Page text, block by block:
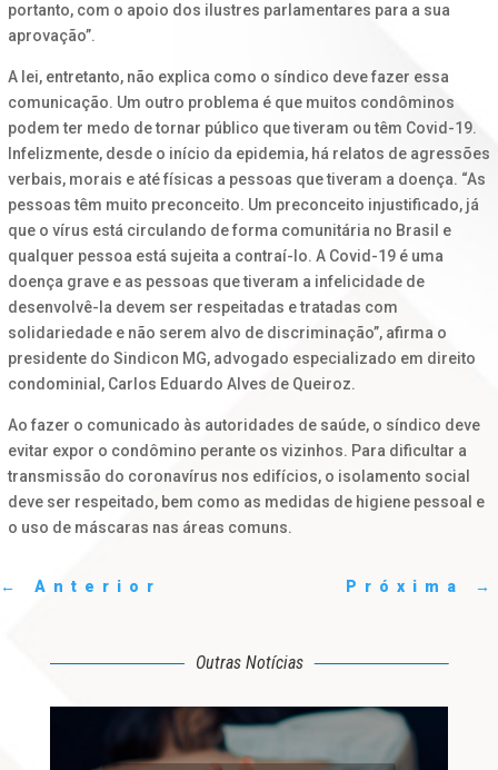
portanto, com o apoio dos ilustres parlamentares para a sua
aprovação”.
A lei, entretanto, não explica como o síndico deve fazer essa
comunicação. Um outro problema é que muitos condôminos
podem ter medo de tornar público que tiveram ou têm Covid-19.
Infelizmente, desde o início da epidemia, há relatos de agressões
verbais, morais e até físicas a pessoas que tiveram a doença. “As
pessoas têm muito preconceito. Um preconceito injustificado, já
que o vírus está circulando de forma comunitária no Brasil e
qualquer pessoa está sujeita a contraí-lo. A Covid-19 é uma
doença grave e as pessoas que tiveram a infelicidade de
desenvolvê-la devem ser respeitadas e tratadas com
solidariedade e não serem alvo de discriminação”, afirma o
presidente do Sindicon MG, advogado especializado em direito
condominial, Carlos Eduardo Alves de Queiroz.
Ao fazer o comunicado às autoridades de saúde, o síndico deve
evitar expor o condômino perante os vizinhos. Para dificultar a
transmissão do coronavírus nos edifícios, o isolamento social
deve ser respeitado, bem como as medidas de higiene pessoal e
o uso de máscaras nas áreas comuns.
← Anterior Próxima →
Outras Notícias